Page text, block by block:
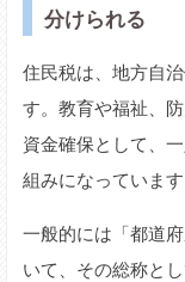
分けられる
住民税は、地方自
す。教育や福祉、
資金確保として、
組みになっています
一般的には「都道
いて、その総称と